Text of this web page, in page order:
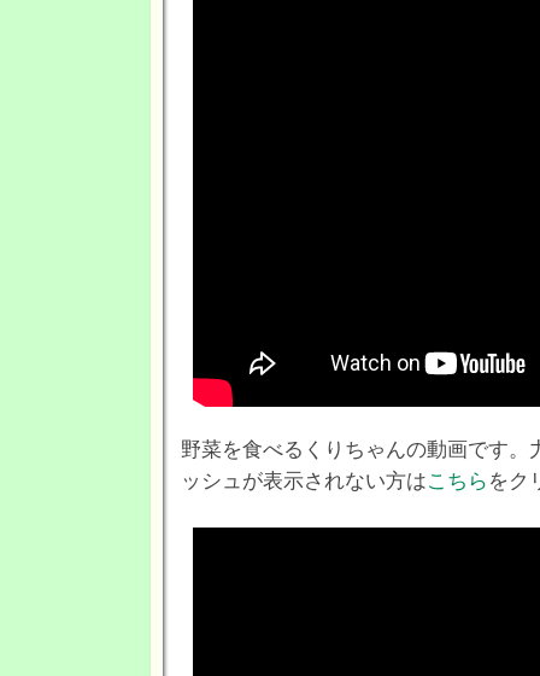
野菜を食べるくりちゃんの動画です
ッシュが表示されない方はこちら をク